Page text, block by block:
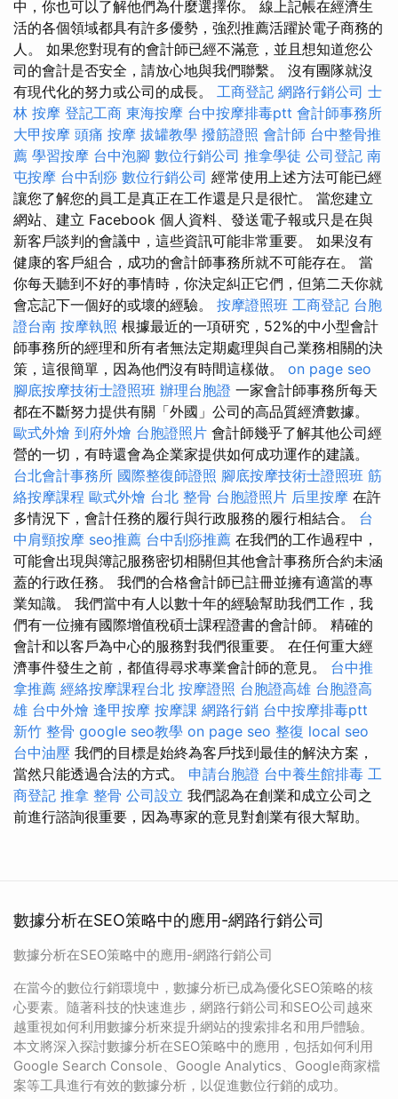
中，你也可以了解他們為什麼選擇你。 線上記帳在經濟生
活的各個領域都具有許多優勢，強烈推薦活躍於電子商務的
人。 如果您對現有的會計師已經不滿意，並且想知道您公
司的會計是否安全，請放心地與我們聯繫。 沒有團隊就沒
有現代化的努力或公司的成長。 工商登記 網路行銷公司 士
林 按摩 登記工商 東海按摩 台中按摩排毒ptt 會計師事務所
大甲按摩 頭痛 按摩 拔罐教學 撥筋證照 會計師 台中整骨推
薦 學習按摩 台中泡腳 數位行銷公司 推拿學徒 公司登記 南
屯按摩 台中刮痧 數位行銷公司 經常使用上述方法可能已經
讓您了解您的員工是真正在工作還是只是很忙。 當您建立
網站、建立 Facebook 個人資料、發送電子報或只是在與
新客戶談判的會議中，這些資訊可能非常重要。 如果沒有
健康的客戶組合，成功的會計師事務所就不可能存在。 當
你每天聽到不好的事情時，你決定糾正它們，但第二天你就
會忘記下一個好的或壞的經驗。 按摩證照班 工商登記 台胞
證台南 按摩執照 根據最近的一項研究，52%的中小型會計
師事務所的經理和所有者無法定期處理與自己業務相關的決
策，這很簡單，因為他們沒有時間這樣做。 on page seo
腳底按摩技術士證照班 辦理台胞證 一家會計師事務所每天
都在不斷努力提供有關「外國」公司的高品質經濟數據。
歐式外燴 到府外燴 台胞證照片 會計師幾乎了解其他公司經
營的一切，有時還會為企業家提供如何成功運作的建議。
台北會計事務所 國際整復師證照 腳底按摩技術士證照班 筋
絡按摩課程 歐式外燴 台北 整骨 台胞證照片 后里按摩 在許
多情況下，會計任務的履行與行政服務的履行相結合。 台
中肩頸按摩 seo推薦 台中刮痧推薦 在我們的工作過程中，
可能會出現與簿記服務密切相關但其他會計事務所合約未涵
蓋的行政任務。 我們的合格會計師已註冊並擁有適當的專
業知識。 我們當中有人以數十年的經驗幫助我們工作，我
們有一位擁有國際增值稅碩士課程證書的會計師。 精確的
會計和以客戶為中心的服務對我們很重要。 在任何重大經
濟事件發生之前，都值得尋求專業會計師的意見。 台中推
拿推薦 經絡按摩課程台北 按摩證照 台胞證高雄 台胞證高
雄 台中外燴 逢甲按摩 按摩課 網路行銷 台中按摩排毒ptt
新竹 整骨 google seo教學 on page seo 整復 local seo
台中油壓 我們的目標是始終為客戶找到最佳的解決方案，
當然只能透過合法的方式。 申請台胞證 台中養生館排毒 工
商登記 推拿 整骨 公司設立 我們認為在創業和成立公司之
前進行諮詢很重要，因為專家的意見對創業有很大幫助。
數據分析在SEO策略中的應用-網路行銷公司
數據分析在SEO策略中的應用-網路行銷公司
在當今的數位行銷環境中，數據分析已成為優化SEO策略的核
心要素。隨著科技的快速進步，網路行銷公司和SEO公司越來
越重視如何利用數據分析來提升網站的搜索排名和用戶體驗。
本文將深入探討數據分析在SEO策略中的應用，包括如何利用
Google Search Console、Google Analytics、Google商家檔
案等工具進行有效的數據分析，以促進數位行銷的成功。